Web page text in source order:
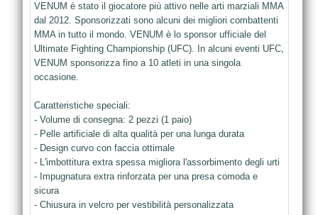
VENUM è stato il giocatore più attivo nelle arti marziali MMA
dal 2012. Sponsorizzati sono alcuni dei migliori combattenti
MMA in tutto il mondo. VENUM è lo sponsor ufficiale del
Ultimate Fighting Championship (UFC). In alcuni eventi UFC,
VENUM sponsorizza fino a 10 atleti in una singola
occasione.
Caratteristiche speciali:
- Volume di consegna: 2 pezzi (1 paio)
- Pelle artificiale di alta qualità per una lunga durata
- Design curvo con faccia ottimale
- L'imbottitura extra spessa migliora l'assorbimento degli urti
- Impugnatura extra rinforzata per una presa comoda e
sicura
- Chiusura in velcro per vestibilità personalizzata